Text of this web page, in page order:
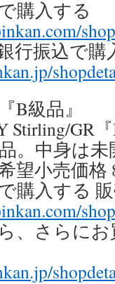
購入する
行振込で購
B級品』
Stirling/GR『
。中身は
望小売価格
購入する 販
、さらにお